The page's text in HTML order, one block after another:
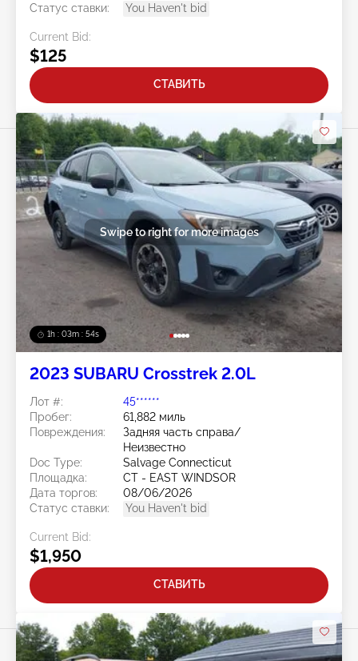
Статус ставки:
You Haven't bid
Current Bid:
$125
СТАВИТЬ
1h : 03m : 51s
Swipe to right for more images
2023 SUBARU Crosstrek 2.0L
Лот #:
45******
Пробег:
61,882 миль
Повреждения:
Задняя часть справа/
Неизвестно
Doc Type:
Salvage Connecticut
Площадка:
CT - EAST WINDSOR
Дата торгов:
08/06/2026
Статус ставки:
You Haven't bid
Current Bid:
$1,950
СТАВИТЬ